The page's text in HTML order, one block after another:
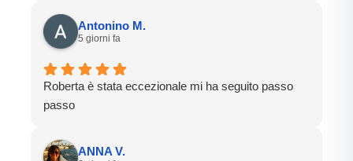
Antonino M.
5 giorni fa
Roberta è stata eccezionale mi ha seguito passo
passo
ANNA V.